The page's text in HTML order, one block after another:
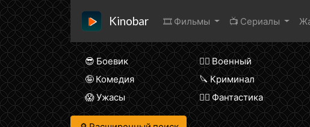
Kinobar 🎞 Фильмы 📺 Сериалы
😎 Боевик 👨‍✈️ Военный
🤪 Комедия
🔪 Криминал
😱 Ужасы
🧙‍♀️ Фантастика